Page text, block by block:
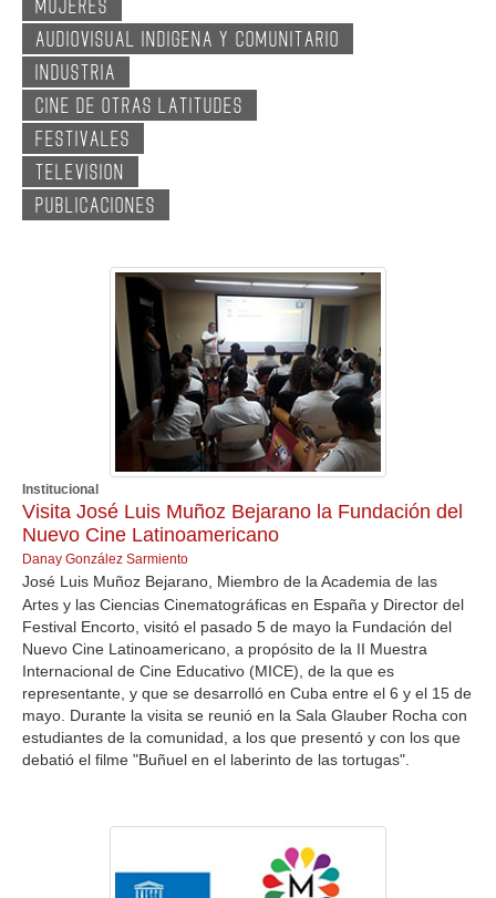
GALERIA
MUJERES
AUDIOVISUAL INDIGENA Y COMUNITARIO
INDUSTRIA
CINE DE OTRAS LATITUDES
FESTIVALES
TELEVISION
PUBLICACIONES
Institucional
Visita José Luis Muñoz Bejarano la Fundación del
Nuevo Cine Latinoamericano
Danay González Sarmiento
José Luis Muñoz Bejarano, Miembro de la Academia de las
Artes y las Ciencias Cinematográficas en España y Director del
Festival Encorto, visitó el pasado 5 de mayo la Fundación del
Nuevo Cine Latinoamericano, a propósito de la II Muestra
Internacional de Cine Educativo (MICE), de la que es
representante, y que se desarrolló en Cuba entre el 6 y el 15 de
mayo. Durante la visita se reunió en la Sala Glauber Rocha con
estudiantes de la comunidad, a los que presentó y con los que
debatió el filme "Buñuel en el laberinto de las tortugas".